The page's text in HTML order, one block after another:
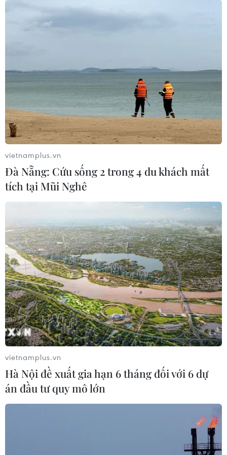
Potenza
24/07/2026 06:46
Hà Nội xây dựng phương án hỗ trợ
người thu nhập thấp đổi xe máy cũ
24/07/2026 06:15
Hãng xe điện Polestar chính thức rút
lui khỏi thị trường Mỹ
21/07/2026 04:29
Cố vấn Nhà Trắng cảnh báo BYD gia
tăng sức ép đối với ngành ôtô toàn
cầu
20/07/2026 23:54
Giá xe điện tại Đức giảm xuống tiệm
20/07/2026 15:45
vietnamplus.vn
Đà Nẵng: Cứu sống 2 trong 4 du khách mất
tích tại Mũi Nghê
vietnamplus.vn
Hà Nội đề xuất gia hạn 6 tháng đối với 6 dự
án đầu tư quy mô lớn